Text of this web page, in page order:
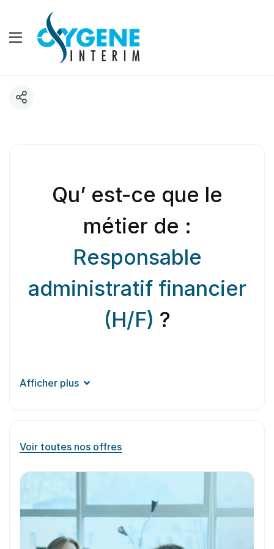
Qu’ est-ce que le
métier de :
Responsable
administratif financier
(H/F) ?
Aperçu dumétier
Le responsable administratif financier supervise et
Afficher plus
Voir toutes nos offres